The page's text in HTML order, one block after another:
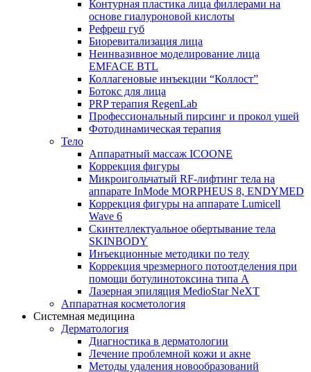
Контурная пластика лица филлерами на
основе гиалуроновой кислоты
Рефреш губ
Биоревитализация лица
Неинвазивное моделирование лица
EMFACE BTL
Коллагеновые инъекции “Коллост”
Ботокс для лица
PRP терапия RegenLab
Профессиональный пирсинг и прокол ушей
Фотодинамическая терапия
Тело
Аппаратный массаж ICOONE
Коррекция фигуры
Микроигольчатый RF-лифтинг тела на
аппарате InMode MORPHEUS 8, ENDYMED
Коррекция фигуры на аппарате Lumicell
Wave 6
Скинтеллектуальное обертывание тела
SKINBODY
Инъекционные методики по телу
Коррекция чрезмерного потоотделения при
помощи ботулинотоксина типа А
Лазерная эпиляция MedioStar NeXT
Аппаратная косметология
Системная медицина
Дерматология
Диагностика в дерматологии
Лечение проблемной кожи и акне
Методы удаления новообразований